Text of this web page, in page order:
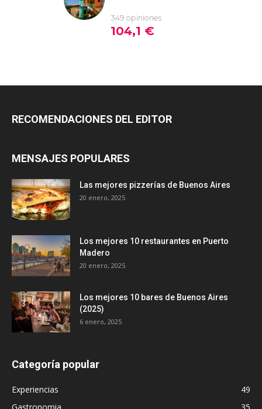
RECOMENDACIONES DEL EDITOR
MENSAJES POPULARES
Las mejores pizzerías de Buenos Aires
20 enero, 2025
Los mejores 10 restaurantes en Puerto
Madero
20 enero, 2025
Los mejores 10 bares de Buenos Aires
(2025)
6 enero, 2025
Categoría popular
Experiencias
49